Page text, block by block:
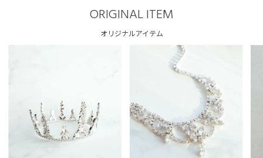
ORIGINAL ITEM
オリジナルアイテム